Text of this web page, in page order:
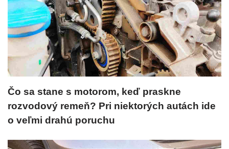
Čo sa stane s motorom, keď praskne
rozvodový remeň? Pri niektorých autách ide
o veľmi drahú poruchu